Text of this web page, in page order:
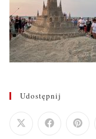
Udostępnij